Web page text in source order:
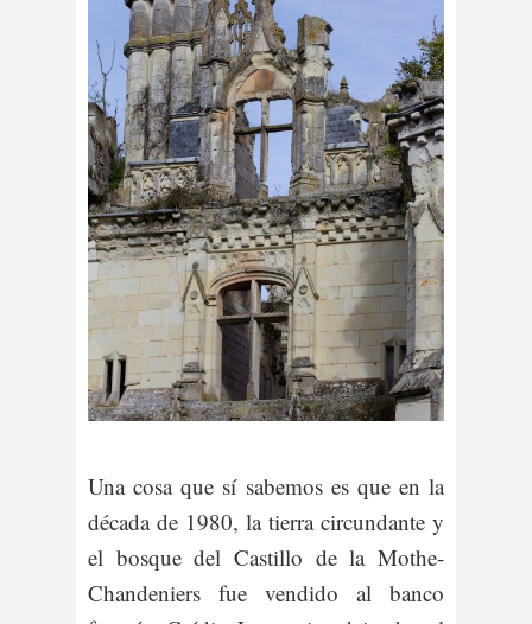
Una cosa que sí sabemos es que en la
década de 1980, la tierra circundante y
el bosque del Castillo de la Mothe-
Chandeniers fue vendido al banco